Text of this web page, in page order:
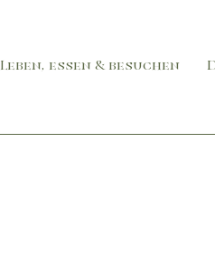
Leben, essen & besuchen